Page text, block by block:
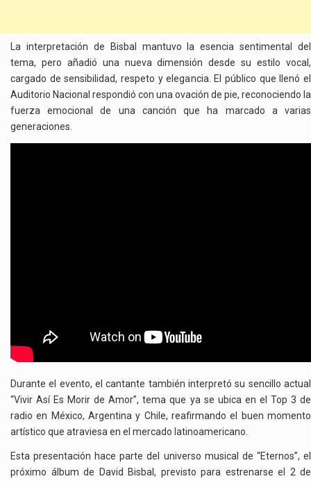
La interpretación de Bisbal mantuvo la esencia sentimental del
tema, pero añadió una nueva dimensión desde su estilo vocal,
cargado de sensibilidad, respeto y elegancia. El público que llenó el
Auditorio Nacional respondió con una ovación de pie, reconociendo la
fuerza emocional de una canción que ha marcado a varias
generaciones.
Durante el evento, el cantante también interpretó su sencillo actual
“Vivir Así Es Morir de Amor”, tema que ya se ubica en el Top 3 de
radio en México, Argentina y Chile, reafirmando el buen momento
artístico que atraviesa en el mercado latinoamericano.
Esta presentación hace parte del universo musical de “Eternos”, el
próximo álbum de David Bisbal, previsto para estrenarse el 2 de